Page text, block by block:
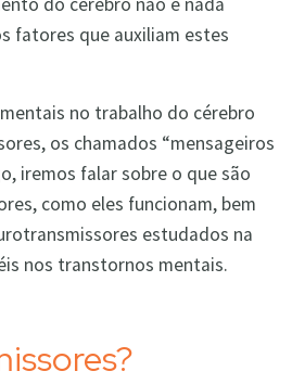
fatores que auxiliam estes
no trabalho do cérebro
os chamados “mensageiros
iremos falar sobre o que são
como eles funcionam, bem
estudados na
nos transtornos mentais.